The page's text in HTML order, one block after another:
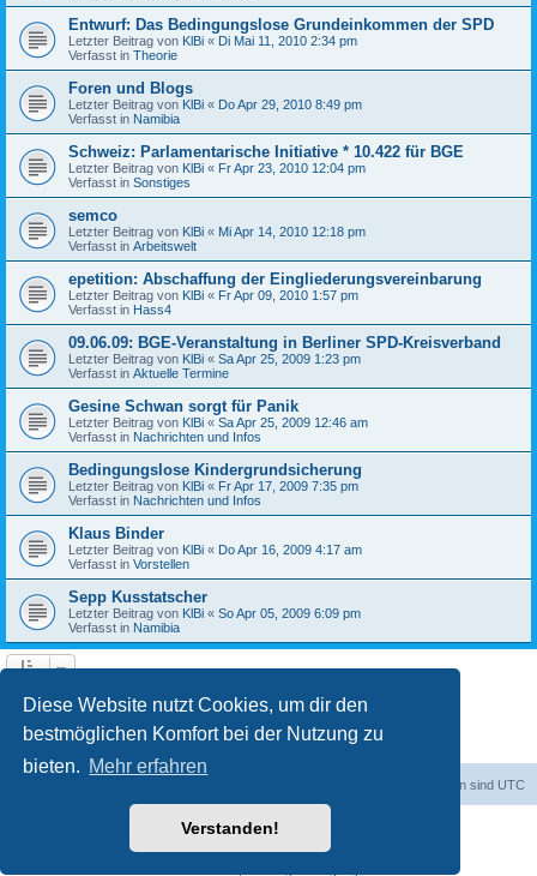
Diese Website nutzt Cookies, um dir den
bestmöglichen Komfort bei der Nutzung zu
bieten. Mehr erfahren
Verstanden!
Entwurf: Das Bedingungslose Grundeinkommen der SPD
Letzter Beitrag von KlBi « Di Mai 11, 2010 2:34 pm
Verfasst in Theorie
Foren und Blogs
Letzter Beitrag von KlBi « Do Apr 29, 2010 8:49 pm
Verfasst in Namibia
Schweiz: Parlamentarische Initiative * 10.422 für BGE
Letzter Beitrag von KlBi « Fr Apr 23, 2010 12:04 pm
Verfasst in Sonstiges
semco
Letzter Beitrag von KlBi « Mi Apr 14, 2010 12:18 pm
Verfasst in Arbeitswelt
epetition: Abschaffung der Eingliederungsvereinbarung
Letzter Beitrag von KlBi « Fr Apr 09, 2010 1:57 pm
Verfasst in Hass4
09.06.09: BGE-Veranstaltung in Berliner SPD-Kreisverband
Letzter Beitrag von KlBi « Sa Apr 25, 2009 1:23 pm
Verfasst in Aktuelle Termine
Gesine Schwan sorgt für Panik
Letzter Beitrag von KlBi « Sa Apr 25, 2009 12:46 am
Verfasst in Nachrichten und Infos
Bedingungslose Kindergrundsicherung
Letzter Beitrag von KlBi « Fr Apr 17, 2009 7:35 pm
Verfasst in Nachrichten und Infos
Klaus Binder
Letzter Beitrag von KlBi « Do Apr 16, 2009 4:17 am
Verfasst in Vorstellen
Sepp Kusstatscher
Letzter Beitrag von KlBi « So Apr 05, 2009 6:09 pm
Verfasst in Namibia
Die Suche ergab 103 Treffer 1 2 3
Alle Zeiten sind UTC
Powered byphpBB® Forum Software © phpBB Limited
phpBB.de